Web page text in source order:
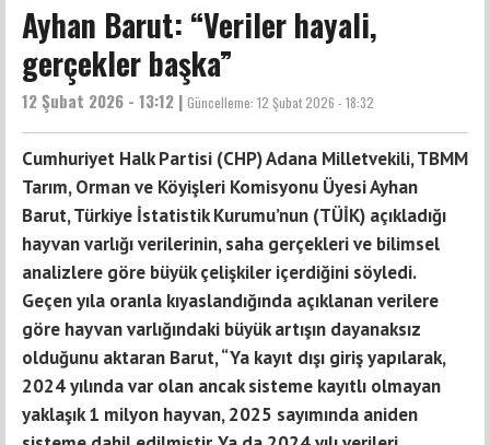
Ayhan Barut: “Veriler hayali,
gerçekler başka”
12 Şubat 2026 - 13:12 | Güncelleme: 12 Şubat 2026 - 18:32
Cumhuriyet Halk Partisi (CHP) Adana Milletvekili, TBMM
Tarım, Orman ve Köyişleri Komisyonu Üyesi Ayhan
Barut, Türkiye İstatistik Kurumu’nun (TÜİK) açıkladığı
hayvan varlığı verilerinin, saha gerçekleri ve bilimsel
analizlere göre büyük çelişkiler içerdiğini söyledi.
Geçen yıla oranla kıyaslandığında açıklanan verilere
göre hayvan varlığındaki büyük artışın dayanaksız
olduğunu aktaran Barut, “Ya kayıt dışı giriş yapılarak,
2024 yılında var olan ancak sisteme kayıtlı olmayan
yaklaşık 1 milyon hayvan, 2025 sayımında aniden